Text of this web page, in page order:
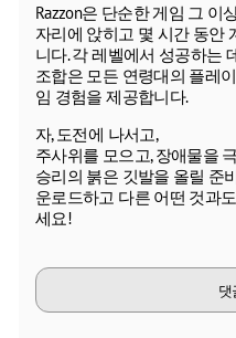
Razzon은 단순한 게임 그 이
자리에 앉히고 몇 시간 동안
니다. 각 레벨에서 성공하는
조합은 모든 연령대의 플레
임 경험을 제공합니다.
자, 도전에 나서고,
주사위를 모으고, 장애물을
승리의 붉은 깃발을 올릴 준
운로드하고 다른 어떤 것과
세요!
댓